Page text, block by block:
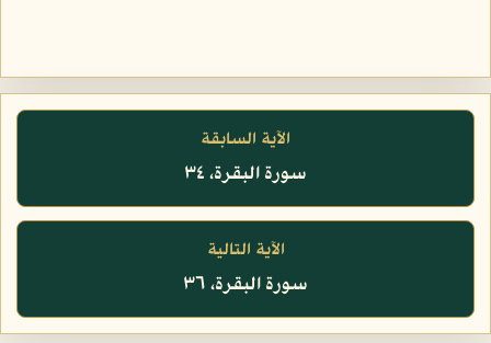
الآية السابقة
سورة البقرة، ٣٤
الآية التالية
سورة البقرة، ٣٦